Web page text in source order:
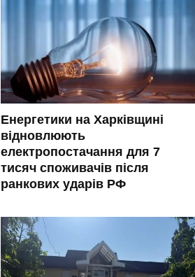
Енергетики на Харківщині
відновлюють
електропостачання для 7
тисяч споживачів після
ранкових ударів РФ